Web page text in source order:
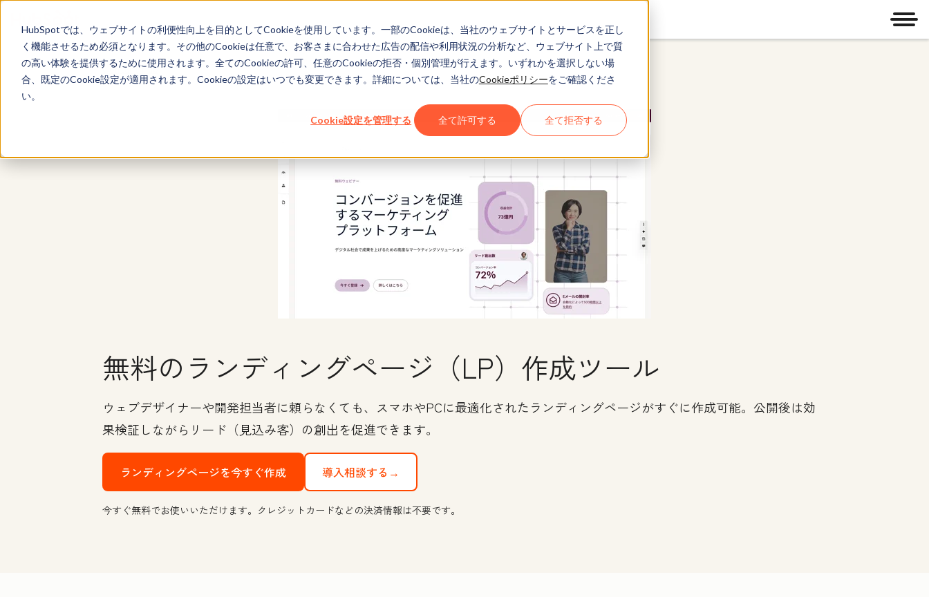
HubSpotでは、ウェブサイトの利便性向上を目的としてCookieを使用しています。一部のCookieは、当社のウェブサイトとサービスを正し
く機能させるため必須となります。その他のCookieは任意で、お客さまに合わせた広告の配信や利用状況の分析など、ウェブサイト上で質
の高い体験を提供するために使用されます。全てのCookieの許可、任意のCookieの拒否・個別管理が行えます。いずれかを選択しない場
合、既定のCookie設定が適用されます。Cookieの設定はいつでも変更できます。詳細については、当社のCookieポリシーをご確認くださ
い。
Cookie設定を管理する 全て許可する 全て拒否する
メ
Content Hub
無料のランディングページ（LP）作成ツール
ウェブデザイナーや開発担当者に頼らなくても、スマホやPCに最適化されたランディングページがすぐに作成可能。公開後は効
果検証しながらリード（見込み客）の創出を促進できます。
ランディングページを今すぐ作成 導入相談する→
今すぐ無料でお使いいただけます。クレジットカードなどの決済情報は不要です。